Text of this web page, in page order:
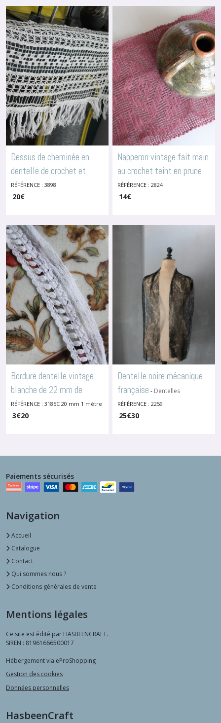
Dessus de cheminée en
dentelle de crochet et
franges- Ouvrages Au Crochet
Fait Main
RÉFÉRENCE : 3898
20€
Napperon vintage fait main
au crochet teint en prune
-Ouvrages Au Crochet Fait Main
RÉFÉRENCE : 2824
14€
Bordure dentelle vintage
blanche de 22 mm de
largeur, vendue au mètre
-Dentelles Vintage
RÉFÉRENCE : 3185C 20 mm 1 mètre
3€20
Dentelle noire mécanique
française - Dentelles
Anciennes Début Xxème
RÉFÉRENCE : 2259
25€30
Paiements sécurisés
Navigation
Accueil
Catalogue
Contact
Qui sommes nous ?
Conditions générales de vente
Mentions légales
Ce site est édité par HASBEENCRAFT.
SIREN : 81961666500017
Hébergement via eProShopping
Gestion des cookies
Données personnelles
HasbeenCraft